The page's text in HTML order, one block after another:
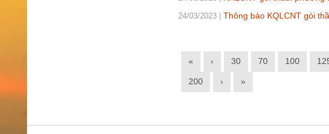
24/03/2023 Thông báo KQLCNT gói
« ‹ 30 70 100
200 › »